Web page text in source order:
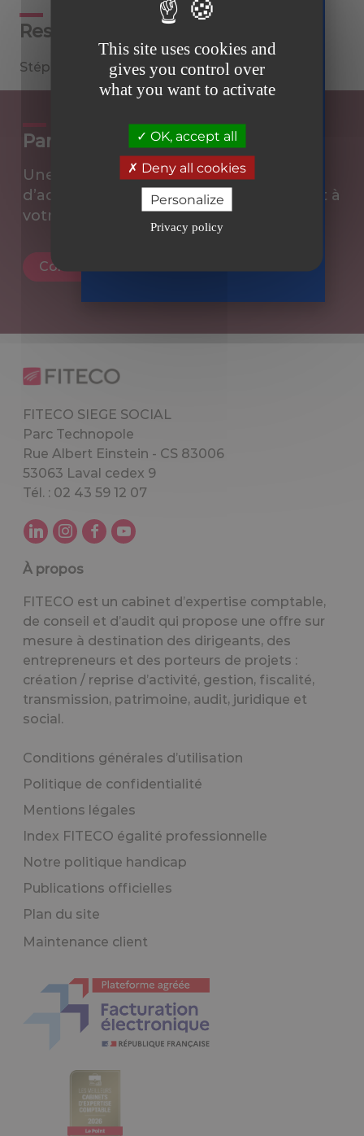
Responsable
Stéphane DELFOSSE
Parlons de votre projet
Une question ou un besoin
d’accompagnement ? Nos experts sont à
votre écoute.
Contacter un expert
FITECO SIEGE SOCIAL
Parc Technopole
Rue Albert Einstein - CS 83006
53063 Laval cedex 9
Tél. : 02 43 59 12 07
À propos
FITECO est un cabinet d’expertise comptable,
de conseil et d’audit qui propose une offre sur
mesure à destination des dirigeants, des
entrepreneurs et des porteurs de projets :
création / reprise d’activité, gestion, fiscalité,
transmission, patrimoine, audit, juridique et
social.
Conditions générales d’utilisation
Politique de confidentialité
Mentions légales
Index FITECO égalité professionnelle
Notre politique handicap
Publications officielles
Plan du site
Maintenance client
This site uses cookies and
gives you control over
what you want to activate
OK, accept all
Deny all cookies
Personalize
Privacy policy
Téléchargez
votre guide
sur la facture
électronique
Tous prêts
le 1 er
septembre
2026
en toute
sérénité